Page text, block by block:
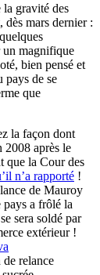
gravité des
dès mars dernier :
un magnifique
bien pensé et
pays de se
que
la façon dont
2008 après le
que la Cour des
n’a rapporté !
de Mauroy
pays a frôlé la
sera soldé par
extérieur !
relance